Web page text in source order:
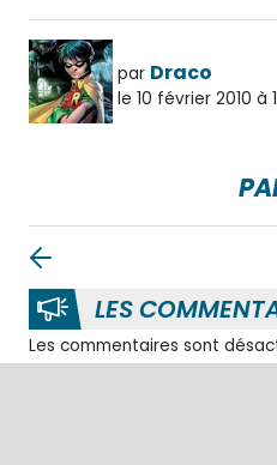
par Draco
le 10 février 2010 à
LES
Les commentaires sont